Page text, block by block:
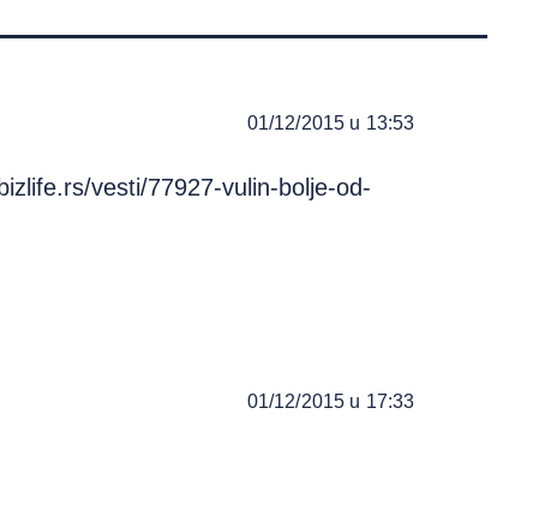
01/12/2015 u 13:53
vesti/77927-vulin-bolje-od-
01/12/2015 u 17:33